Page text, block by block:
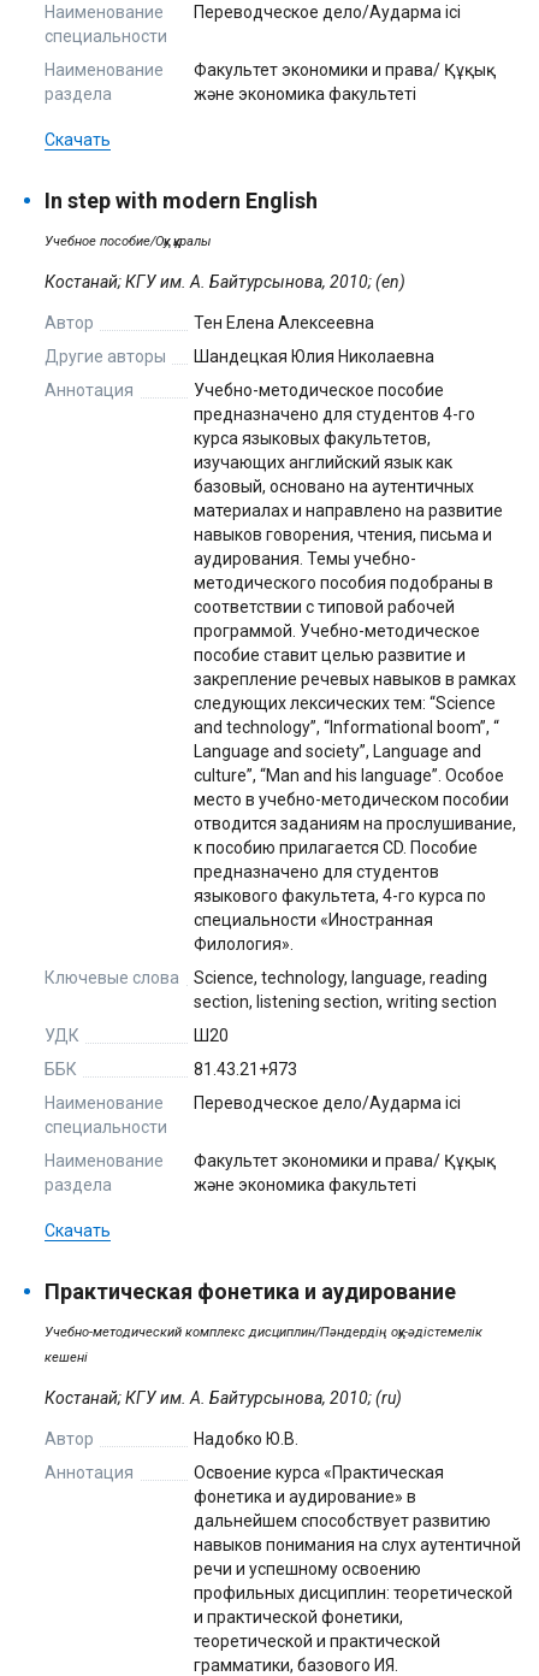
Наименование
специальности
Переводческое дело/Аударма ісі
Наименование
раздела
Факультет экономики и права/ Құқық
және экономика факультеті
Скачать
In step with modern English
Учебное пособие/Оқу құралы
Костанай; КГУ им. А. Байтурсынова, 2010; (en)
Автор
Тен Елена Алексеевна
Другие авторы
Шандецкая Юлия Николаевна
Аннотация
Учебно-методическое пособие
предназначено для студентов 4-го
курса языковых факультетов,
изучающих английский язык как
базовый, основано на аутентичных
материалах и направлено на развитие
навыков говорения, чтения, письма и
аудирования. Темы учебно-
методического пособия подобраны в
соответствии с типовой рабочей
программой. Учебно-методическое
пособие ставит целью развитие и
закрепление речевых навыков в рамках
следующих лексических тем: “Science
and technology”, “Informational boom”, “
Language and society”, Language and
culture”, “Man and his language”. Особое
место в учебно-методическом пособии
отводится заданиям на прослушивание,
к пособию прилагается CD. Пособие
предназначено для студентов
языкового факультета, 4-го курса по
специальности «Иностранная
Филология».
Ключевые слова
Science, technology, language, reading
section, listening section, writing section
УДК
Ш20
ББК
81.43.21+Я73
Наименование
специальности
Переводческое дело/Аударма ісі
Наименование
раздела
Факультет экономики и права/ Құқық
және экономика факультеті
Скачать
Практическая фонетика и аудирование
Учебно-методический комплекс дисциплин/Пәндердің оқу-әдістемелік
кешені
Костанай; КГУ им. А. Байтурсынова, 2010; (ru)
Автор
Надобко Ю.В.
Аннотация
Освоение курса «Практическая
фонетика и аудирование» в
дальнейшем способствует развитию
навыков понимания на слух аутентичной
речи и успешному освоению
профильных дисциплин: теоретической
и практической фонетики,
теоретической и практической
грамматики, базового ИЯ.